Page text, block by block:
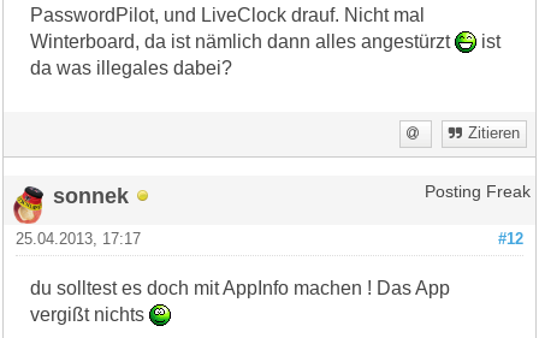
PasswordPilot, und LiveClock drauf. Nicht mal
Winterboard, da ist nämlich dann alles angestürzt
ist
da was illegales dabei?
Zitieren
sonnek Posting Freak
#12
25.04.2013, 17:17
du solltest es doch mit AppInfo machen ! Das App
vergißt nichts